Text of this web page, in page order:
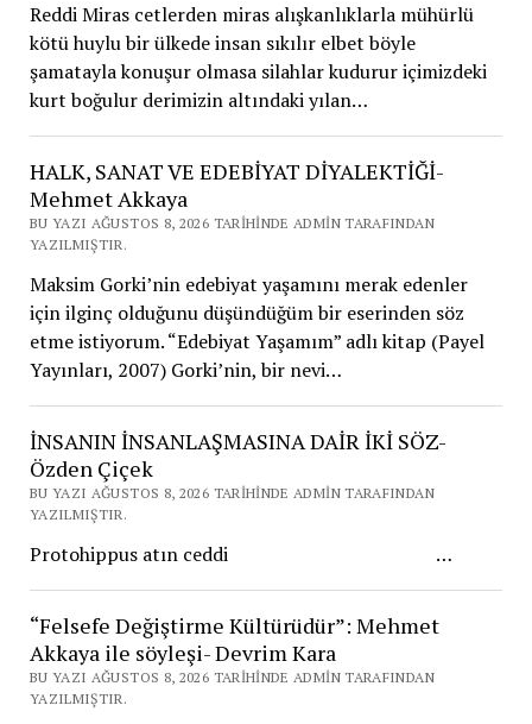
Reddi Miras cetlerden miras alışkanlıklarla mühürlü
kötü huylu bir ülkede insan sıkılır elbet böyle
şamatayla konuşur olmasa silahlar kudurur içimizdeki
kurt boğulur derimizin altındaki yılan…
HALK, SANAT VE EDEBİYAT DİYALEKTİĞİ-
Mehmet Akkaya
BU YAZI AĞUSTOS 8, 2026 TARIHINDE ADMIN TARAFINDAN
YAZILMIŞTIR.
Maksim Gorki’nin edebiyat yaşamını merak edenler
için ilginç olduğunu düşündüğüm bir eserinden söz
etme istiyorum. “Edebiyat Yaşamım” adlı kitap (Payel
Yayınları, 2007) Gorki’nin, bir nevi…
İNSANIN İNSANLAŞMASINA DAİR İKİ SÖZ-
Özden Çiçek
BU YAZI AĞUSTOS 8, 2026 TARIHINDE ADMIN TARAFINDAN
YAZILMIŞTIR.
Protohippus atın ceddi …
“Felsefe Değiştirme Kültürüdür”: Mehmet
Akkaya ile söyleşi- Devrim Kara
BU YAZI AĞUSTOS 8, 2026 TARIHINDE ADMIN TARAFINDAN
YAZILMIŞTIR.